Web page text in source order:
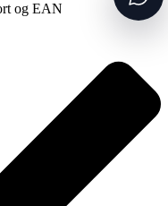
og EAN